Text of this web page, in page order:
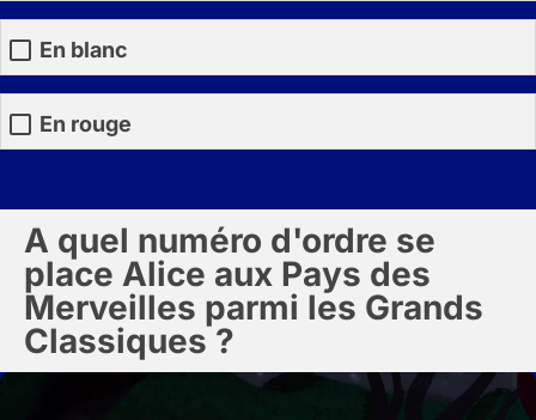
En blanc
En rouge
A quel numéro d'ordre se
place Alice aux Pays des
Merveilles parmi les Grands
Classiques ?